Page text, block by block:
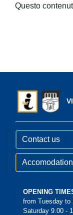
Questo
Contact us
OPENING
from Tuesday to
Saturday 9.00 -